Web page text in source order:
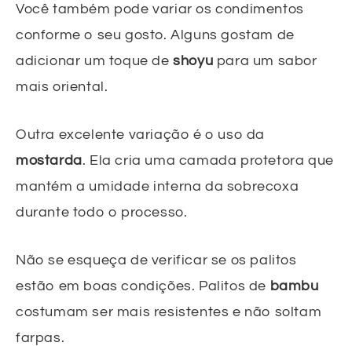
Você também pode variar os condimentos
conforme o seu gosto. Alguns gostam de
adicionar um toque deshoyu para um sabor
mais oriental.
Outra excelente variação é o uso da
mostarda. Ela cria uma camada protetora que
mantém a umidade interna da sobrecoxa
durante todo o processo.
Não se esqueça de verificar se os palitos
estão em boas condições. Palitos de bambu
costumam ser mais resistentes e não soltam
farpas.